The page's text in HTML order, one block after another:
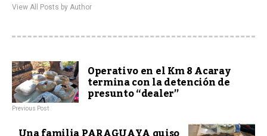
View All Posts by Author
Operativo en el Km 8 Acaray
termina con la detención de
presunto “dealer”
Previous Post